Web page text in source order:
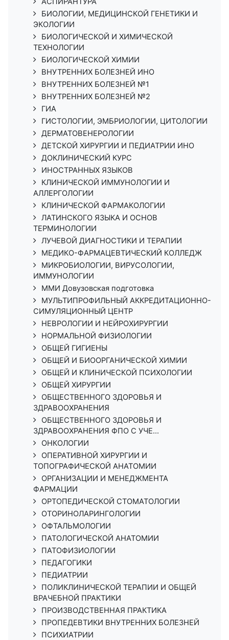
БИОЛОГИИ, МЕДИЦИНСКОЙ ГЕНЕТИКИ И
ЭКОЛОГИИ
БИОЛОГИЧЕСКОЙ И ХИМИЧЕСКОЙ
ТЕХНОЛОГИИ
БИОЛОГИЧЕСКОЙ ХИМИИ
ВНУТРЕННИХ БОЛЕЗНЕЙ ИНО
ВНУТРЕННИХ БОЛЕЗНЕЙ №1
ВНУТРЕННИХ БОЛЕЗНЕЙ №2
ГИА
ГИСТОЛОГИИ, ЭМБРИОЛОГИИ, ЦИТОЛОГИИ
ДЕРМАТОВЕНЕРОЛОГИИ
ДЕТСКОЙ ХИРУРГИИ И ПЕДИАТРИИ ИНО
ДОКЛИНИЧЕСКИЙ КУРС
ИНОСТРАННЫХ ЯЗЫКОВ
КЛИНИЧЕСКОЙ ИММУНОЛОГИИ И
АЛЛЕРГОЛОГИИ
КЛИНИЧЕСКОЙ ФАРМАКОЛОГИИ
ЛАТИНСКОГО ЯЗЫКА И ОСНОВ
ТЕРМИНОЛОГИИ
ЛУЧЕВОЙ ДИАГНОСТИКИ И ТЕРАПИИ
МЕДИКО-ФАРМАЦЕВТИЧЕСКИЙ КОЛЛЕДЖ
МИКРОБИОЛОГИИ, ВИРУСОЛОГИИ,
ИММУНОЛОГИИ
ММИ Довузовская подготовка
МУЛЬТИПРОФИЛЬНЫЙ АККРЕДИТАЦИОННО-
СИМУЛЯЦИОННЫЙ ЦЕНТР
НЕВРОЛОГИИ И НЕЙРОХИРУРГИИ
НОРМАЛЬНОЙ ФИЗИОЛОГИИ
ОБЩЕЙ ГИГИЕНЫ
ОБЩЕЙ И БИООРГАНИЧЕСКОЙ ХИМИИ
ОБЩЕЙ И КЛИНИЧЕСКОЙ ПСИХОЛОГИИ
ОБЩЕЙ ХИРУРГИИ
ОБЩЕСТВЕННОГО ЗДОРОВЬЯ И
ЗДРАВООХРАНЕНИЯ
ОБЩЕСТВЕННОГО ЗДОРОВЬЯ И
ЗДРАВООХРАНЕНИЯ ФПО С УЧЕ...
ОНКОЛОГИИ
ОПЕРАТИВНОЙ ХИРУРГИИ И
ТОПОГРАФИЧЕСКОЙ АНАТОМИИ
ОРГАНИЗАЦИИ И МЕНЕДЖМЕНТА
ФАРМАЦИИ
ОРТОПЕДИЧЕСКОЙ СТОМАТОЛОГИИ
ОТОРИНОЛАРИНГОЛОГИИ
ОФТАЛЬМОЛОГИИ
ПАТОЛОГИЧЕСКОЙ АНАТОМИИ
ПАТОФИЗИОЛОГИИ
ПЕДАГОГИКИ
ПЕДИАТРИИ
ПОЛИКЛИНИЧЕСКОЙ ТЕРАПИИ И ОБЩЕЙ
ВРАЧЕБНОЙ ПРАКТИКИ
ПРОИЗВОДСТВЕННАЯ ПРАКТИКА
ПРОПЕДЕВТИКИ ВНУТРЕННИХ БОЛЕЗНЕЙ
ПСИХИАТРИИ